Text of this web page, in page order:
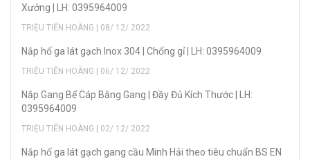
Xưởng | LH: 0395964009
TRIỆU TIẾN HOÀNG | 08/ 12/ 2022
Nắp hố ga lát gạch Inox 304 | Chống gỉ | LH: 0395964009
TRIỆU TIẾN HOÀNG | 06/ 12/ 2022
Nắp Gang Bể Cáp Bằng Gang | Đầy Đủ Kích Thước | LH:
0395964009
TRIỆU TIẾN HOÀNG | 02/ 12/ 2022
Nắp hố ga lát gạch gang cầu Minh Hải theo tiêu chuẩn BS EN